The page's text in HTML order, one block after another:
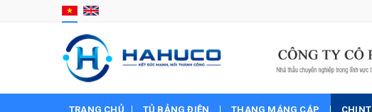
TRANG CHỦ TỦ BẢNG ĐIỆN THANG MÁNG CÁP CHINT